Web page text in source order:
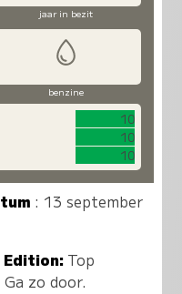
jaar in bezit
benzine
10
10
10
: 13 september
Edition: Top
zo door.